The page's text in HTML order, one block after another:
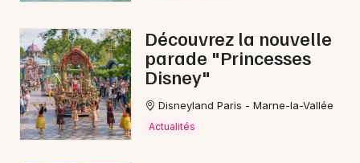
Choisir mes départements
Découvrez la nouvelle
parade "Princesses
Disney"
Disneyland Paris - Marne-la-Vallée
Actualités